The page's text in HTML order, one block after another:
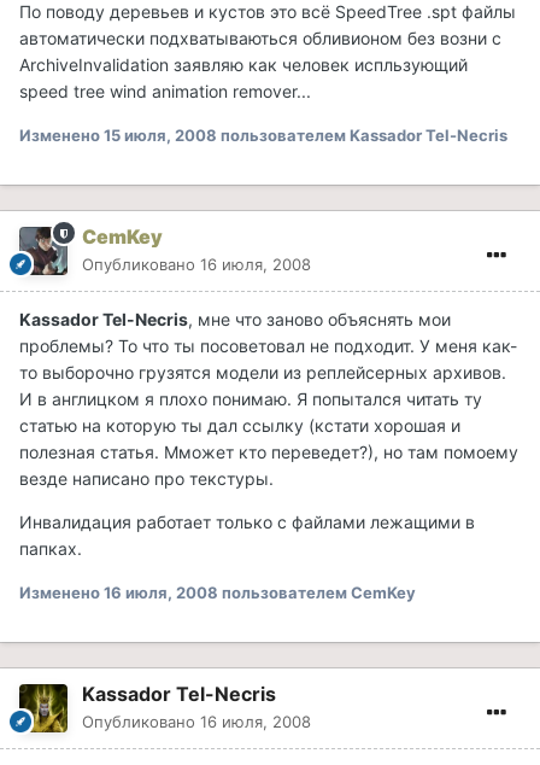
По поводу деревьев и кустов это всё SpeedTree .spt файлы
автоматически подхватываються обливионом без возни с
ArchiveInvalidation заявляю как человек испльзующий
speed tree wind animation remover...
Изменено15 июля, 2008 пользователем Kassador Tel-Necris
CemKey
Опубликовано 16 июля, 2008
Kassador Tel-Necris, мне что заново объяснять мои
проблемы? То что ты посоветовал не подходит. У меня как-
то выборочно грузятся модели из реплейсерных архивов.
И в англицком я плохо понимаю. Я попытался читать ту
статью на которую ты дал ссылку (кстати хорошая и
полезная статья. Мможет кто переведет?), но там помоему
везде написано про текстуры.
Инвалидация работает только с файлами лежащими в
папках.
Изменено16 июля, 2008 пользователем CemKey
Kassador Tel-Necris
Опубликовано 16 июля, 2008